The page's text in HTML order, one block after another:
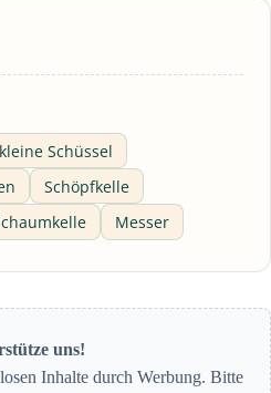
Schüssel
Schöpfkelle
Messer
uns!
Inhalte durch Werbung. Bitte